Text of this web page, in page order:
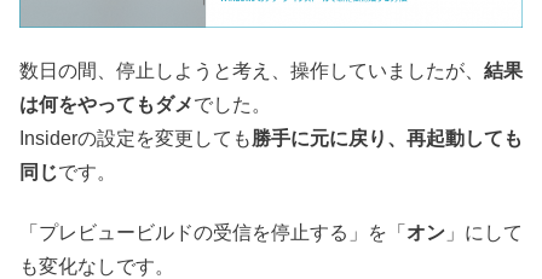
数日の間、停止しようと考え、操作していましたが、 結果
は何をやってもダメでした。
Insiderの設定を変更しても勝手に元に戻り、再起動しても
同じです。
「プレビュービルドの受信を停止する」を「 オン 」にして
も変化なしです。